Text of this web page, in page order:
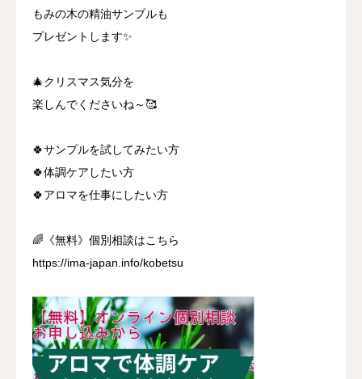
もみの木の精油サンプルも
プレゼントします✨
🎄クリスマス気分を
楽しんでくださいね～🥰
🍀サンプルを試してみたい方
🍀体調ケアしたい方
🍀アロマを仕事にしたい方
🌈《無料》個別相談はこちら
https://ima-japan.info/kobetsu